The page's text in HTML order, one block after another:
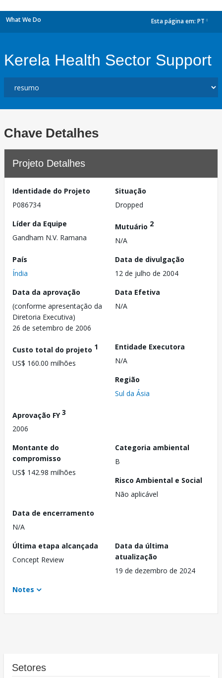
What We Do Esta página em: PT
Kerela Health Sector Support
Chave Detalhes
Projeto Detalhes
Identidade do Projeto
P086734
Situação
Dropped
Líder da Equipe
Gandham N.V. Ramana
Mutuário 2
N/A
País
Índia
Data de divulgação
12 de julho de 2004
Data da aprovação
(conforme apresentação da
Diretoria Executiva)
26 de setembro de 2006
Data Efetiva
N/A
Custo total do projeto 1
US$ 160.00 milhões
Entidade Executora
N/A
Região
Sul da Ásia
Aprovação FY3
2006
Montante do
compromisso
US$ 142.98 milhões
Categoria ambiental
B
Risco Ambiental e Social
Não aplicável
Data de encerramento
N/A
Última etapa alcançada
Concept Review
Data da última
atualização
19 de dezembro de 2024
Notes
Setores